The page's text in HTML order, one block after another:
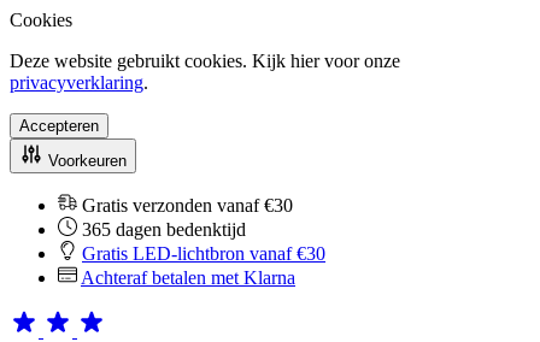
Cookies
Deze website gebruikt cookies. Kijk hier voor onze
privacyverklaring.
Accepteren
Voorkeuren
Gratis verzonden vanaf €30
365 dagen bedenktijd
Gratis LED-lichtbron vanaf €30
Achteraf betalen met Klarna